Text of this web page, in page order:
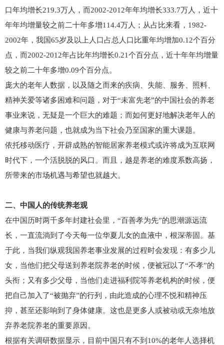
口年均增长219.3万人，而2002-2012年年均增长333.7万人，近十
年年均增量较之前二十年多增114.4万人；从占比来看，1982-
2002年，我国65岁及以上人口占总人口比重年均增加0.12个百分
点，而2002-2012年占比年均增长0.21个百分点，近十年年均增量
较之前二十年多增0.09个百分点。
庞大的老年人数据，以及随之而来的疾病、失能、服务、照料、
精神关爱等诸多困难和问题，对于“未富先老”的中国社会的养老
事业来说，无疑是一个巨大的难题；而如何更好地解决老年人的
健康与养老问题，也就成为当下社会乃至国家的重大课题。
依托移动医疗，开辟成熟的智能居家养老模式或许将成为互联网
时代下，一个活脱脱的风口。而且，越是养老的难度系数高扬，
所带来的市场机遇与希望也就越大。
二、中国人的传统养老观
在中国历时两千多年封建社会里，“百善孝为先”的思潮源远流
长，一直流淌到了今天每一位华夏儿女的血液中，根深蒂固。基
于此，当我们纵观我国养老事业发展的过程时会发现：有多少儿
女，当他们把父母送到养老院养老的时候，便被冠以了“不孝”的
头衔；又有多少父母，当他们走进福利院等养老机构的时候，便
把自己加入了“被抛弃”的行列，由此造成的心理不悦和精神压
抑，甚至还影响到了身体健康。这也是更多人或被动或无奈地放
弃养老院养老的重要原因。
根据有关调研数据显示，目前中国只有不到10%的老年人选择机